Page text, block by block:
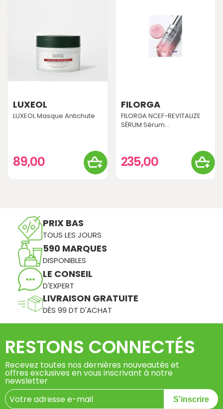
LUXEOL
LUXEOL Masque Antichute
89,00
FILORGA
FILORGA NCEF-REVITALIZE
SÉRUM Sérum...
235,00
PRIX BAS
TOUS LES JOURS
590 MARQUES
DISPONIBLES
LE CONSEIL
D'EXPERT
LIVRAISON GRATUITE
DÈS 99 DT D'ACHAT
RESTONS CONNECTÉS
Recevez toutes nos dernières nouveautés et
offres exclusives en vous inscrivant à notre
newsletter
S'inscrire